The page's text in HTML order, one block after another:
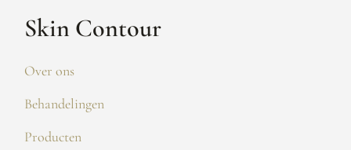
Skin Contour
Over ons
Behandelingen
Producten